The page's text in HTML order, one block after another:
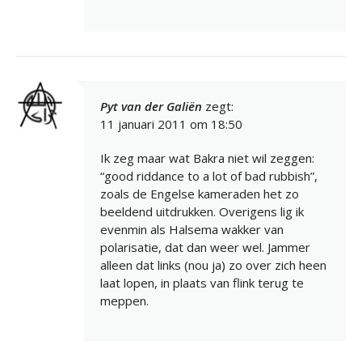
Pyt van der Galiën zegt:
11 januari 2011 om 18:50
Ik zeg maar wat Bakra niet wil zeggen:
“good riddance to a lot of bad rubbish”,
zoals de Engelse kameraden het zo
beeldend uitdrukken. Overigens lig ik
evenmin als Halsema wakker van
polarisatie, dat dan weer wel. Jammer
alleen dat links (nou ja) zo over zich heen
laat lopen, in plaats van flink terug te
meppen.